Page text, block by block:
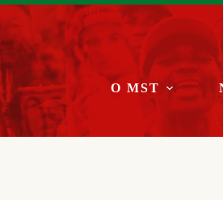
O MST